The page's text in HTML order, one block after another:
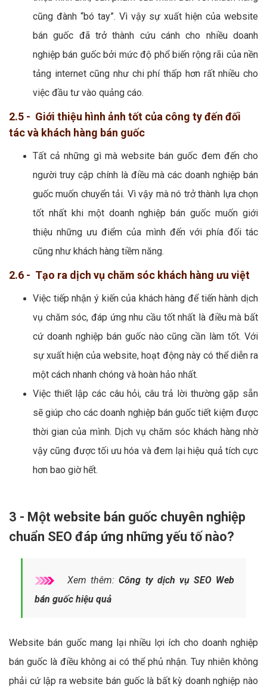
cũng đành “bó tay”. Vì vậy sự xuất hiện của website
bán guốc đã trở thành cứu cánh cho nhiều doanh
nghiệp bán guốc bởi mức độ phổ biến rộng rãi của nền
tảng internet cũng như chi phí thấp hơn rất nhiều cho
việc đầu tư vào quảng cáo.
2.5 - Giới thiệu hình ảnh tốt của công ty đến đối
tác và khách hàng bán guốc
Tất cả những gì mà website bán guốc đem đến cho
người truy cập chính là điều mà các doanh nghiệp bán
guốc muốn chuyển tải. Vì vậy mà nó trở thành lựa chọn
tốt nhất khi một doanh nghiệp bán guốc muốn giới
thiệu những ưu điểm của mình đến với phía đối tác
cũng như khách hàng tiềm năng.
2.6 - Tạo ra dịch vụ chăm sóc khách hàng ưu việt
Việc tiếp nhận ý kiến của khách hàng để tiến hành dịch
vụ chăm sóc, đáp ứng nhu cầu tốt nhất là điều mà bất
cứ doanh nghiệp bán guốc nào cũng cần làm tốt. Với
sự xuất hiện của website, hoạt động này có thể diễn ra
một cách nhanh chóng và hoàn hảo nhất.
Việc thiết lập các câu hỏi, câu trả lời thường gặp sẵn
sẽ giúp cho các doanh nghiệp bán guốc tiết kiệm được
thời gian của mình. Dịch vụ chăm sóc khách hàng nhờ
vậy cũng được tối ưu hóa và đem lại hiệu quả tích cực
hơn bao giờ hết.
3 - Một website bán guốc chuyên nghiệp
chuẩn SEO đáp ứng những yếu tố nào?
Xem thêm:Công ty dịch vụ SEO Web
bán guốc hiệu quả
Website bán guốc mang lại nhiều lợi ích cho doanh nghiệp
bán guốc là điều không ai có thể phủ nhận. Tuy nhiên không
phải cứ lập ra website bán guốc là bất kỳ doanh nghiệp nào